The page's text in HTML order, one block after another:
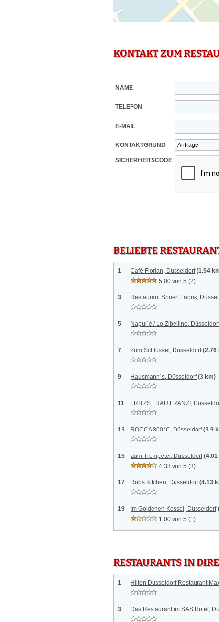
KONTAKT ZUM
NAME
TELEFON
E-MAIL
KONTAKTGRUND
SICHERHEITSCODE
BELIEBTE
1 Café Florian, Düsseldorf (1.54
5.00 von 5 (2)
3 Restaurant Spoerl Fabrik,
5 Napul´é / Lo Zibellino, Düsseldorf
7 Zum Schlüssel, Düsseldorf (2.76
9 Hausmann´s, Düsseldorf (3 km)
11 FRITZS FRAU FRANZI,
13 ROCCA 800°C, Düsseldorf (3.9
15 Zum Trompeter, Düsseldorf
4.33 von 5 (3)
17 Robs Kitchen, Düsseldorf (4.13
19 Im Goldenen Kessel, Düsseldorf
1.00 von 5 (1)
RESTAURANTS IN
1 Hilton Düsseldorf Restaurant
3 Das Restaurant im SAS Hotel,